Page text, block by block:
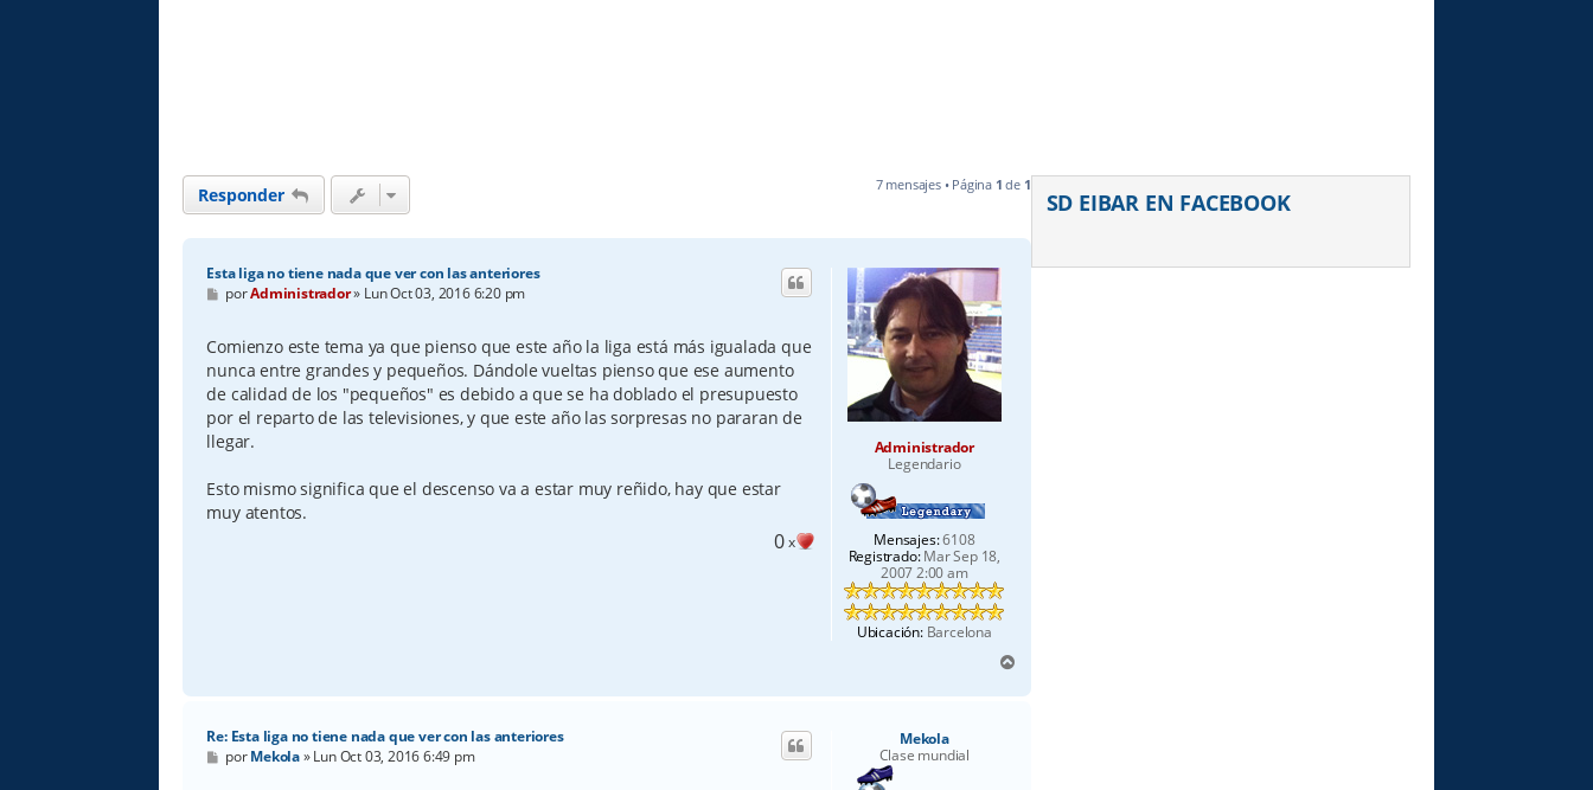
Responder 7 mensajes • Página 1 de 1
Administrador
Legendario
Mensajes:6108
Registrado:Mar Sep 18,
2007 2:00 am
Ubicación:Barcelona
Esta liga no tiene nada que ver con las anteriores
M
e
s
a
j
e
porAdministrador» Lun Oct 03, 2016 6:20 pm
Comienzo este tema ya que pienso que este año la liga está más igualada que
nunca entre grandes y pequeños. Dándole vueltas pienso que ese aumento
de calidad de los "pequeños" es debido a que se ha doblado el presupuesto
por el reparto de las televisiones, y que este año las sorpresas no pararan de
llegar.
Esto mismo significa que el descenso va a estar muy reñido, hay que estar
muy atentos.
0x
r
Mekola
Clase mundial
Re: Esta liga no tiene nada que ver con las anteriores
M
e
porMekola»Lun Oct 03, 2016 6:49 pm
SD EIBAR EN FACEBOOK